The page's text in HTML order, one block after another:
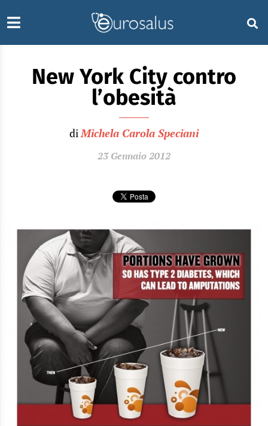
New York City contro
l’obesità
diMichela Carola Speciani
23 Gennaio 2012